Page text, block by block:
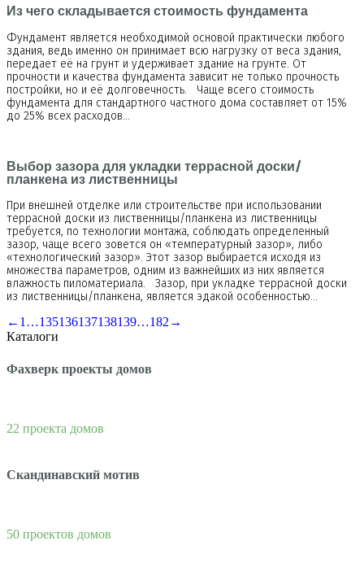
Из чего складывается стоимость фундамента
Фундамент является необходимой основой практически любого
здания, ведь именно он принимает всю нагрузку от веса здания,
передает её на грунт и удерживает здание на грунте. От
прочности и качества фундамента зависит не только прочность
постройки, но и её долговечность. Чаще всего стоимость
фундамента для стандартного частного дома составляет от 15%
до 25% всех расходов…
Выбор зазора для укладки террасной доски/
планкена из лиственницы
При внешней отделке или строительстве при использовании
террасной доски из лиственницы/планкена из лиственницы
требуется, по технологии монтажа, соблюдать определенный
зазор, чаще всего зовется он «температурный зазор», либо
«технологический зазор». Этот зазор выбирается исходя из
множества параметров, одним из важнейших из них является
влажность пиломатериала. Зазор, при укладке террасной доски
из лиственницы/планкена, является эдакой особенностью…
← 1 …135136137138139…182 →
Каталоги
Фахверк проекты домов
22 проекта домов
Скандинавский мотив
50 проектов домов